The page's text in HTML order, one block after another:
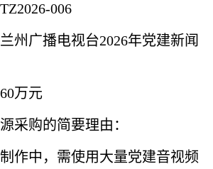
TZ2026-006
兰州广播电视台2026年党建新闻
60万元
采购的简要理由：
作中，需使用大量党建音视频